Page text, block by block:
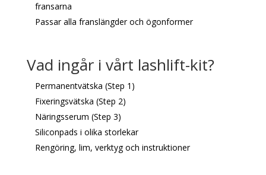
fransarna
Passar alla franslängder och ögonformer
Vad ingår i vårt lashlift-kit?
Permanentvätska (Step 1)
Fixeringsvätska (Step 2)
Näringsserum (Step 3)
Siliconpads i olika storlekar
Rengöring, lim, verktyg och instruktioner